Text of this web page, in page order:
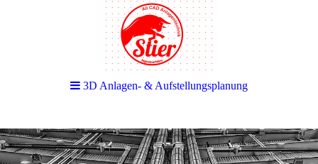
3D Anlagen- & Aufstellungsplanung